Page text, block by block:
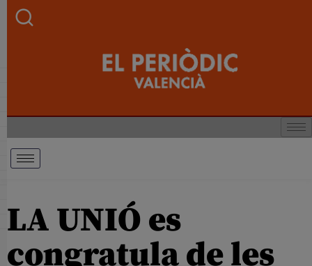
LA UNIÓ es
congratula de les